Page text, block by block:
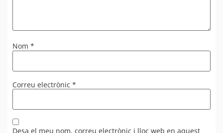
Nom *
Correu electrònic *
Desa el meu nom, correu electrònic i lloc web en aquest